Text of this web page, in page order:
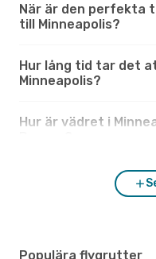
När är den perfekta
till Minneapolis?
Hur lång tid tar det
Minneapolis?
Hur är vädret i
Populära flygrutter